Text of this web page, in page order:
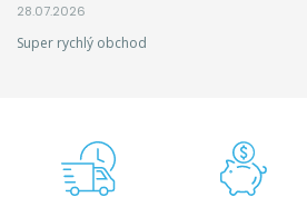
28.07.2026
Super rychlý obchod